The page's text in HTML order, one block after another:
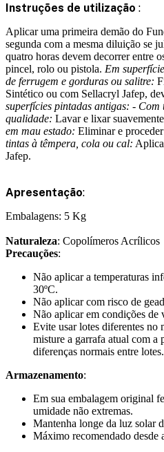
Instruções de utilização :
Aplicar uma primeira demão do
segunda com a mesma diluição se
quatro horas devem decorrer entre
pincel, rolo ou pistola. Em
de ferrugem e gorduras ou salitre:
Sintético ou com Sellacryl Jafep,
superfícies pintadas antigas: - Com
qualidade: Lavar e lixar
em mau estado: Eliminar e
tintas à têmpera, cola ou cal:
Jafep.
Apresentação:
Embalagens: 5 Kg
Naturaleza: Copolímeros Acrílicos
Precauções:
Não aplicar a temperaturas
30ºC.
Não aplicar com risco de
Não aplicar em condições de
Evite usar lotes diferentes no
misture a garrafa atual com a
diferenças normais entre lotes.
Armazenamento:
Em sua embalagem original
umidade não extremas.
Mantenha longe da luz solar
Máximo recomendado desde